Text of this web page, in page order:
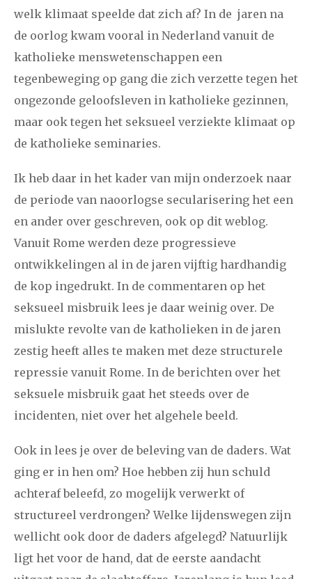
2014
mei
augustus september oktober november
december
januari februari maart april mei juni juli
januari februari maart april mei juni juli
september november
december
2011
januari februari maart april mei juni juli
augustus september oktober november
december
december
2009
april
september oktober november december
welk klimaat speelde dat zich af? In de jaren na
de oorlog kwam vooral in Nederland vanuit de
katholieke menswetenschappen een
tegenbeweging op gang die zich verzette tegen het
ongezonde geloofsleven in katholieke gezinnen,
maar ook tegen het seksueel verziekte klimaat op
de katholieke seminaries.
Ik heb daar in het kader van mijn onderzoek naar
de periode van naoorlogse secularisering het een
en ander over geschreven, ook op dit weblog.
Vanuit Rome werden deze progressieve
ontwikkelingen al in de jaren vijftig hardhandig
de kop ingedrukt. In de commentaren op het
seksueel misbruik lees je daar weinig over. De
mislukte revolte van de katholieken in de jaren
zestig heeft alles te maken met deze structurele
repressie vanuit Rome. In de berichten over het
seksuele misbruik gaat het steeds over de
incidenten, niet over het algehele beeld.
Ook in lees je over de beleving van de daders. Wat
ging er in hen om? Hoe hebben zij hun schuld
achteraf beleefd, zo mogelijk verwerkt of
structureel verdrongen? Welke lijdenswegen zijn
wellicht ook door de daders afgelegd? Natuurlijk
ligt het voor de hand, dat de eerste aandacht